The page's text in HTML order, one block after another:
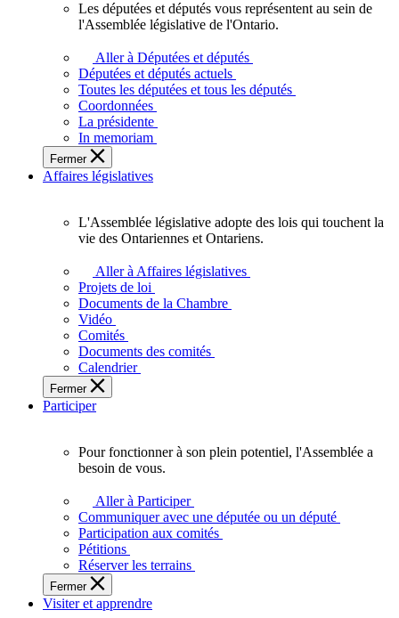
députés
vous
représentent
sein
de
l'Assemblée
législative
l'Ontario.
Les députées et députés vous représentent au sein de
l'Assemblée législative de l'Ontario.
Aller à Députées et députés
Députées et députés actuels
Toutes les députées et tous les députés
Coordonnées
La présidente
In memoriam
Fermer
Affaires législatives
L'Assemblée
adopte
touchent
des
Ontariennes
et
L'Assemblée législative adopte des lois qui touchent la
vie des Ontariennes et Ontariens.
Aller à Affaires législatives
Projets de loi
Documents de la Chambre
Vidéo
Comités
Documents des comités
Calendrier
Fermer
Participer
plein
potentiel,
l'Assemblée
a
besoin
de
Pour fonctionner à son plein potentiel, l'Assemblée a
besoin de vous.
Aller à Participer
Communiquer avec une députée ou un député
Participation aux comités
Pétitions
Réserver les terrains
Fermer
Visiter et apprendre